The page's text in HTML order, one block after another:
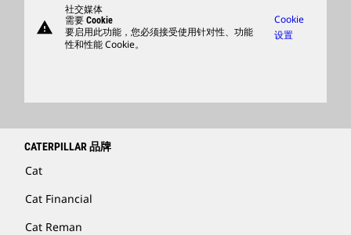
商品warning
社交媒体
需要 Cookie
要启用此功能，您必须接受使用针对性、功能
性和性能 Cookie。
Cookie
设置
CATERPILLAR 品牌
Cat
Cat Financial
Cat Reman